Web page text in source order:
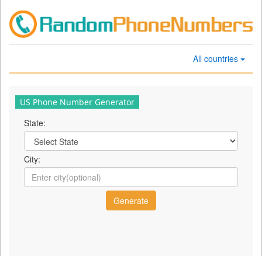
All countries
US Phone Number Generator
State:
City: